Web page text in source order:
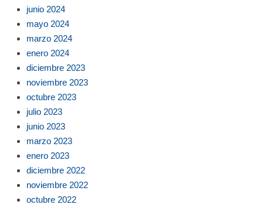
junio 2024
mayo 2024
marzo 2024
enero 2024
diciembre 2023
noviembre 2023
octubre 2023
julio 2023
junio 2023
marzo 2023
enero 2023
diciembre 2022
noviembre 2022
octubre 2022